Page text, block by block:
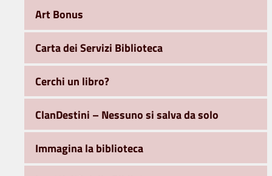
Art Bonus
Carta dei Servizi Biblioteca
Cerchi un libro?
ClanDestini – Nessuno si salva da solo
Immagina la biblioteca